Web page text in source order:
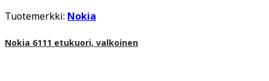
Tuotemerkki: Nokia
Nokia 6111 etukuori, valkoinen